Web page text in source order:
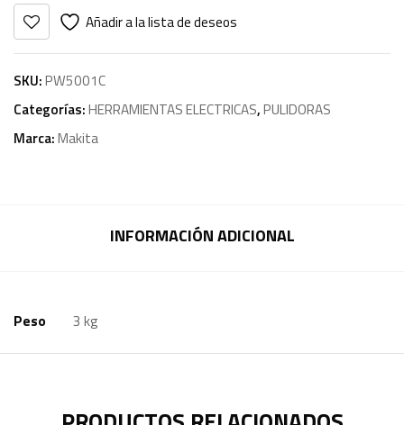
Añadir a la lista de deseos
SKU:PW5001C
Categorías:HERRAMIENTAS ELECTRICAS,PULIDORAS
Marca:Makita
INFORMACIÓN ADICIONAL
Peso 3 kg